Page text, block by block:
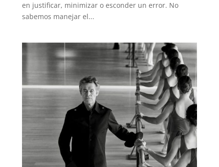
en justificar, minimizar o esconder un error. No
sabemos manejar el...